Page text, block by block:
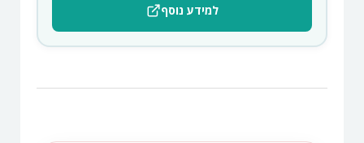
למידע נוסף